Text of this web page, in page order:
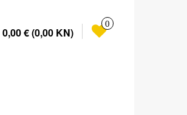
0,00 € (0,00 KN)
0